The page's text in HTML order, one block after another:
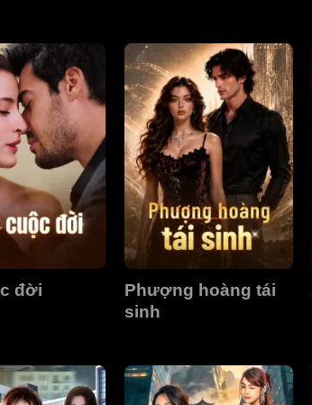
đời
Phượng hoàng tái
sinh